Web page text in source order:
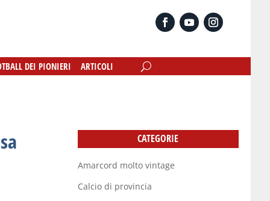
DEI PIONIERI ARTICOLI
DEI PIONIERI ARTICOLI
CATEGORIE
Amarcord molto vintage
Calcio di provincia